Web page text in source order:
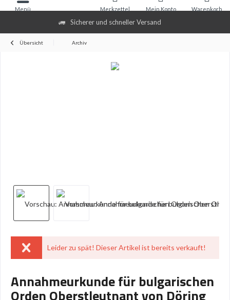
Sicherer und schneller Versand
Warenkorb
Merkzettel Mein Konto
Menü
Übersicht Archiv
Leider zu spät! Dieser Artikel ist bereits verkauft!
Annahmeurkunde für bulgarischen
Orden Oberstleutnant von Döring